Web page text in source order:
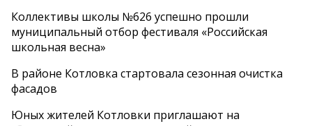
Коллективы школы №626 успешно прошли
муниципальный отбор фестиваля «Российская
школьная весна»
В районе Котловка стартовала сезонная очистка
фасадов
Юных жителей Котловки приглашают на